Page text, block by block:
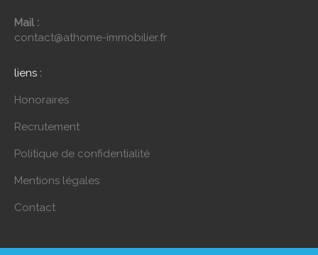
Mail :
contact@athome-immobilier.fr
liens :
Honoraires
Recrutement
Politique de confidentialité
Mentions légales
Contact